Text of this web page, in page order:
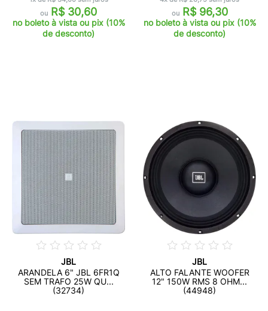
ou R$ 30,60
no boleto à vista ou pix (10%
de desconto)
ouR$ 96,30
no boleto à vista ou pix (10%
de desconto)
JBL
ARANDELA 6" JBL 6FR1Q
SEM TRAFO 25W QU...
(32734)
JBL
ALTO FALANTE WOOFER
12" 150W RMS 8 OHM...
(44948)